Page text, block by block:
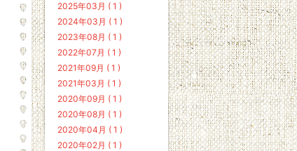
2025年03月 ( 1 )
2024年03月 ( 1 )
2023年08月 ( 1 )
2022年07月 ( 1 )
2021年09月 ( 1 )
2021年03月 ( 1 )
2020年09月 ( 1 )
2020年08月 ( 1 )
2020年04月 ( 1 )
2020年02月 ( 1 )